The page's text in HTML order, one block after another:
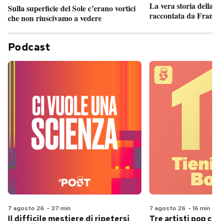
Sulla superficie del Sole c’erano vortici
che non riuscivamo a vedere
La vera storia della
raccontata da
Podcast
7 agosto 26 - 37 min 7 agosto 26 - 16 min